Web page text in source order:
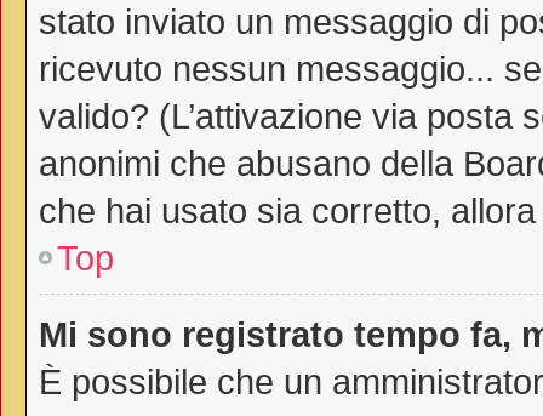
stato inviato un messaggio di
ricevuto nessun messaggio...
valido? (L’attivazione via posta
anonimi che abusano della
che hai usato sia corretto,
Top
Mi sono registrato tempo fa,
È possibile che un